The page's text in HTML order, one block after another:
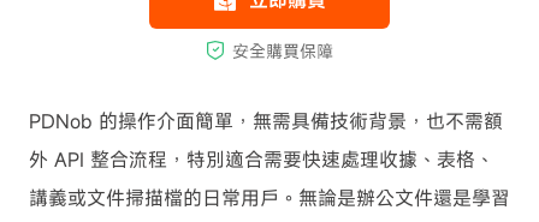
PDNob 的操作介面簡單，無需具備技術背景，也不需額
外 API 整合流程，特別適合需要快速處理收據、表格、
講義或文件掃描檔的日常用戶。無論是辦公文件還是學習